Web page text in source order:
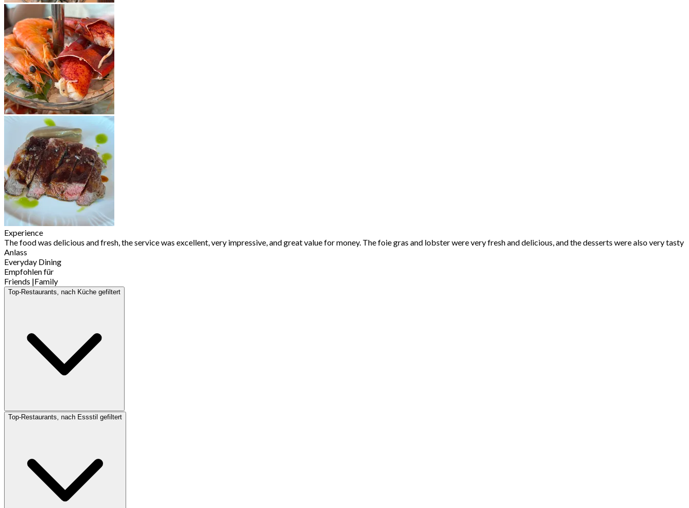
Experience
The food was delicious and fresh, the service was excellent, very impressive, and great value for money. The foie gras and lobster were very fresh and delicious, and the desserts were also very tasty
Anlass
Everyday Dining
Empfohlen für
Friends |Family
Top-Restaurants, nach Küche gefiltert
Top-Restaurants, nach Essstil gefiltert